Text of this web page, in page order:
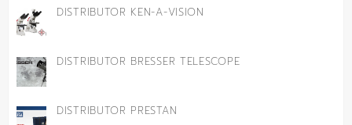
DISTRIBUTOR KEN-A-VISION
DISTRIBUTOR BRESSER TELESCOPE
DISTRIBUTOR PRESTAN